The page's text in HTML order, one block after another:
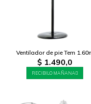
Ventilador de pie Tem
$ 1.490,0
RECIBILO MAÑANA